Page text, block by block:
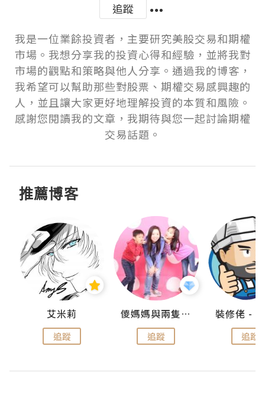
追蹤
我是一位業餘投資者，主要研究美股交易和期權
市場。我想分享我的投資心得和經驗，並將我對
市場的觀點和策略與他人分享。通過我的博客，
我希望可以幫助那些對股票、期權交易感興趣的
人，並且讓大家更好地理解投資的本質和風險。
感謝您閱讀我的文章，我期待與您一起討論期權
交易話題。
推薦博客
艾米莉
追蹤
儍媽媽與兩隻小魔怪之家
追蹤 追蹤